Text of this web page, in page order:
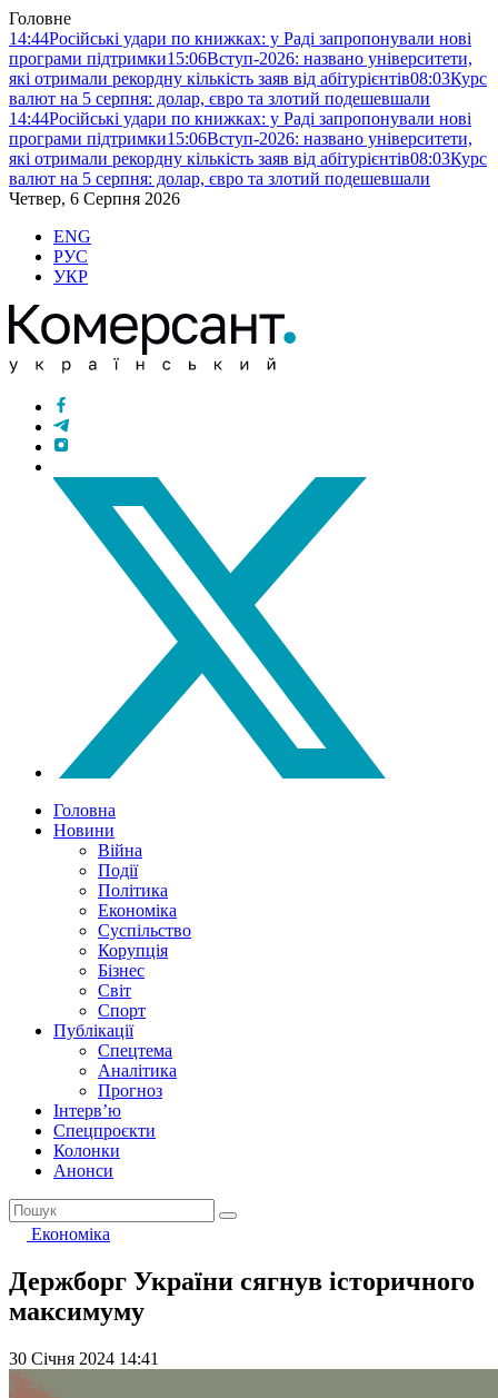
Головне
14:44Російські удари по книжках: у Раді запропонували нові
програми підтримки15:06Вступ-2026: названо університети,
які отримали рекордну кількість заяв від абітурієнтів08:03Курс
валют на 5 серпня: долар, євро та злотий подешевшали
14:44Російські удари по книжках: у Раді запропонували нові
програми підтримки15:06Вступ-2026: названо університети,
які отримали рекордну кількість заяв від абітурієнтів08:03Курс
валют на 5 серпня: долар, євро та злотий подешевшали
Четвер, 6 Серпня 2026
ENG
РУС
УКР
Головна
Новини
Війна
Події
Політика
Економіка
Суспільство
Корупція
Бізнес
Світ
Спорт
Публікації
Спецтема
Аналітика
Прогноз
Інтерв’ю
Спецпроєкти
Колонки
Анонси
Економіка
Держборг України сягнув історичного
максимуму
30 Січня 2024 14:41